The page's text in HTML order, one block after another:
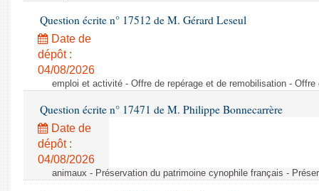
Question écrite n° 17512 de M. Gérard Leseul
Date de
dépôt :
04/08/2026
emploi et activité - Offre de repérage et de remobilisation -
Question écrite n° 17471 de M. Philippe Bonnecarrère
Date de
dépôt :
04/08/2026
animaux - Préservation du patrimoine cynophile français -